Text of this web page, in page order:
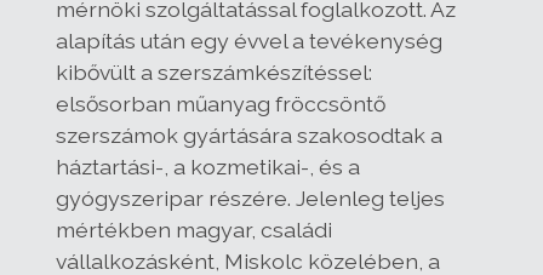
mérnöki szolgáltatással foglalkozott. Az
alapítás után egy évvel a tevékenység
kibővült a szerszámkészítéssel:
elsősorban műanyag fröccsöntő
szerszámok gyártására szakosodtak a
háztartási-, a kozmetikai-, és a
gyógyszeripar részére. Jelenleg teljes
mértékben magyar, családi
vállalkozásként, Miskolc közelében, a